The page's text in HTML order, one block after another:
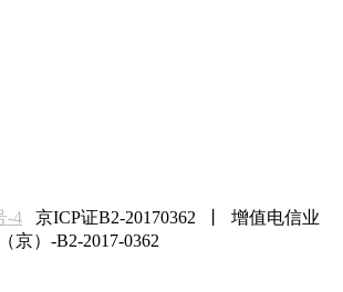
-4 京ICP证B2-20170362 丨 增值电信业
京）-B2-2017-0362